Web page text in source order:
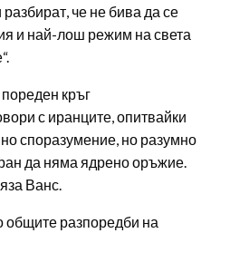
че не бива да се
и най-лош режим на света
кръг
с иранците, опитвайки
споразумение, но разумно
да няма ядрено оръжие.
Ванс.
общите разпоредби на